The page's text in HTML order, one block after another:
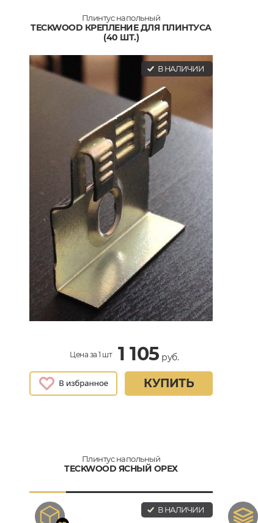
Плинтус напольный
TECKWOOD КРЕПЛЕНИЕ ДЛЯ ПЛИНТУСА
(40 ШТ.)
В НАЛИЧИИ
Цена за 1 шт 1 105 руб.
КУПИТЬ
Плинтус напольный
TECKWOOD ЯСНЫЙ ОРЕХ
В НАЛИЧИИ